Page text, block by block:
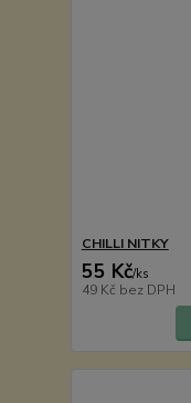
CHILLI NITKY
55 Kč/ks
49 Kč bez DPH